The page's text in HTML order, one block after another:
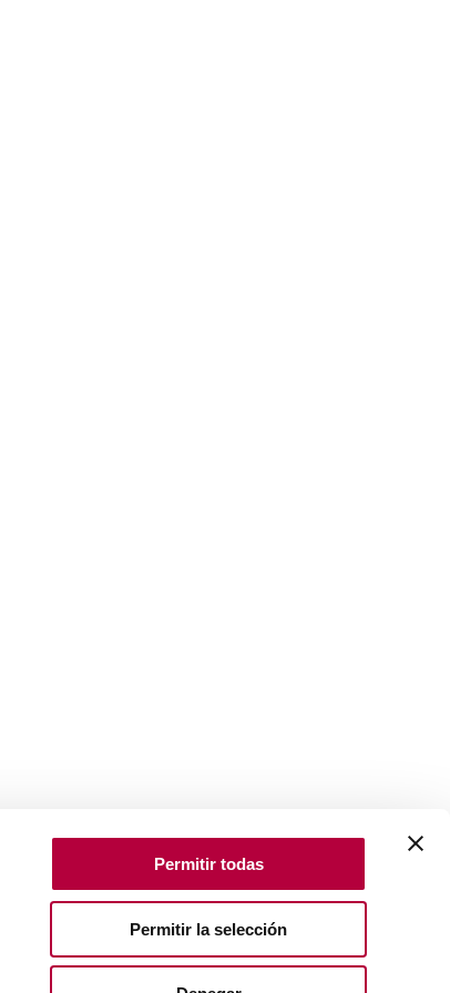
Permitir todas
Permitir la selección